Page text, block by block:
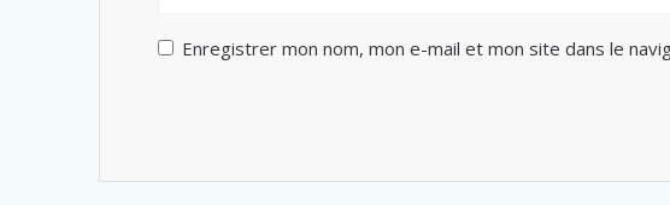
Enregistrer mon nom, mon e-mail et mon site dans le